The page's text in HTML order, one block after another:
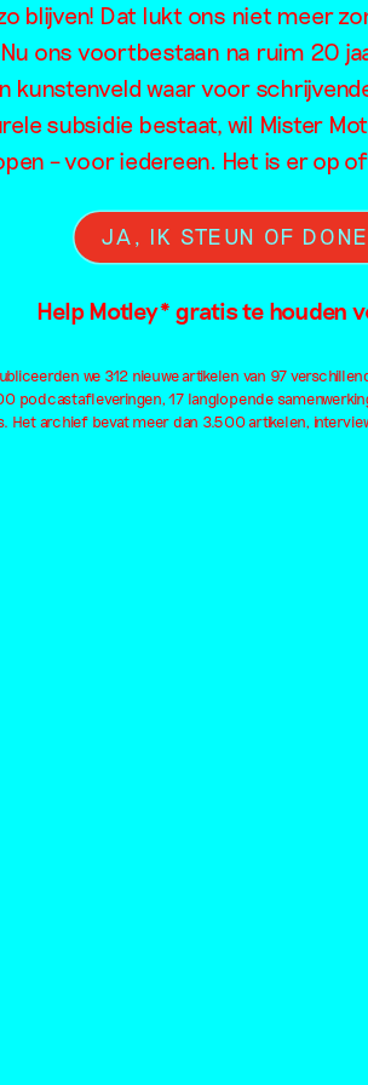
blijven! Dat lukt ons niet meer
ons voortbestaan na ruim 20
kunstenveld waar voor
subsidie bestaat, wil Mister
– voor iedereen. Het is er op
JA, IK STEUN OF
Help Motley* gratis te houden
we 312 nieuwe artikelen van 97
podcastafleveringen, 17 langlopende
Het archief bevat meer dan 3.500 artikelen,